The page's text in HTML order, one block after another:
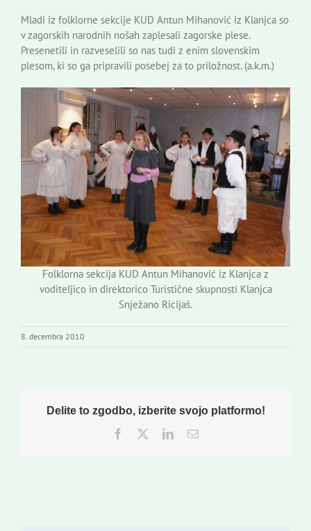
Mladi iz folklorne sekcije KUD Antun Mihanović iz Klanjca so
v zagorskih narodnih nošah zaplesali zagorske plese.
Presenetili in razveselili so nas tudi z enim slovenskim
plesom, ki so ga pripravili posebej za to priložnost. (a.k.m.)
Folklorna sekcija KUD Antun Mihanović iz Klanjca z
voditeljico in direktorico Turistične skupnosti Klanjca
Snježano Ricijaš.
8. decembra 2010
Delite to zgodbo, izberite svojo platformo!
Facebook
TwitterLinkedInEmail